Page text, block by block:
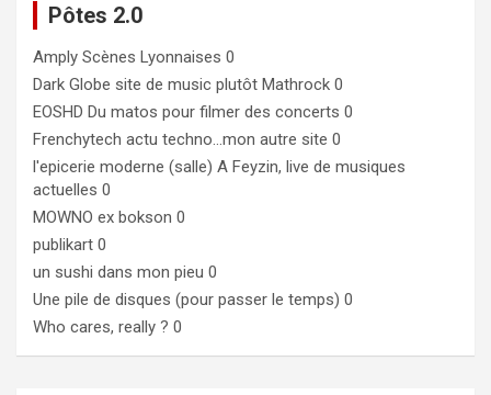
Pôtes 2.0
Amply Scènes Lyonnaises 0
Dark Globe site de music plutôt Mathrock 0
EOSHD Du matos pour filmer des concerts 0
Frenchytech actu techno…mon autre site 0
l'epicerie moderne (salle) A Feyzin, live de musiques
actuelles 0
MOWNO ex bokson 0
publikart 0
un sushi dans mon pieu 0
Une pile de disques (pour passer le temps) 0
Who cares, really ? 0